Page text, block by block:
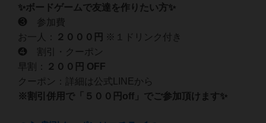
✨ボードゲームで友達を作りたい方✨
❸ 参加費
お一人：
２０ ００円 ※１ドリンク付き
❹ 割引・クーポン
早割：
２００円 OFF
クーポン：詳細は公式LINEから
※割引併用で「５００円off」でご参加頂けます✨